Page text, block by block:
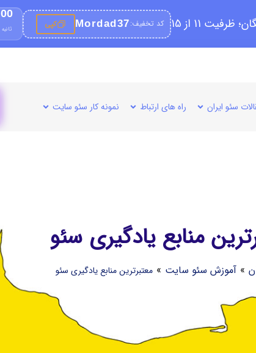
کد تخفیف:Mordad37 کپی
00
ثانیه
سئو ایران راه های ارتباط نمونه کار سئو سایت
منابع یادگیری سئو
» آموزش سئو سایت » معتبرترین منابع یادگیری سئو